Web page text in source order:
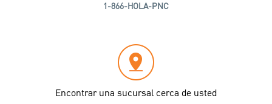
1-866-HOLA-PNC
Encontrar una sucursal cerca de usted